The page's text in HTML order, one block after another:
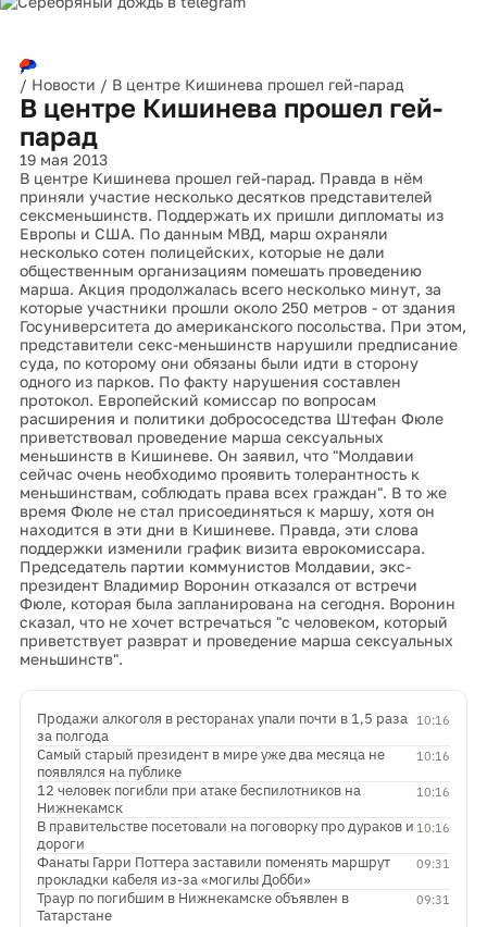
/ Новости / В центре Кишинева прошел гей-парад
В центре Кишинева прошел гей-
парад
19 мая 2013
В центре Кишинева прошел гей-парад. Правда в нём
приняли участие несколько десятков представителей
сексменьшинств. Поддержать их пришли дипломаты из
Европы и США. По данным МВД, марш охраняли
несколько сотен полицейских, которые не дали
общественным организациям помешать проведению
марша. Акция продолжалась всего несколько минут, за
которые участники прошли около 250 метров - от здания
Госуниверситета до американского посольства. При этом,
представители секс-меньшинств нарушили предписание
суда, по которому они обязаны были идти в сторону
одного из парков. По факту нарушения составлен
протокол. Европейский комиссар по вопросам
расширения и политики добрососедства Штефан Фюле
приветствовал проведение марша сексуальных
меньшинств в Кишиневе. Он заявил, что "Молдавии
сейчас очень необходимо проявить толерантность к
меньшинствам, соблюдать права всех граждан". В то же
время Фюле не стал присоединяться к маршу, хотя он
находится в эти дни в Кишиневе. Правда, эти слова
поддержки изменили график визита еврокомиссара.
Председатель партии коммунистов Молдавии, экс-
президент Владимир Воронин отказался от встречи
Фюле, которая была запланирована на сегодня. Воронин
сказал, что не хочет встречаться "с человеком, который
приветствует разврат и проведение марша сексуальных
меньшинств".
10:16
Продажи алкоголя в ресторанах упали почти в 1,5 раза
за полгода
10:16
Самый старый президент в мире уже два месяца не
появлялся на публике
10:16
12 человек погибли при атаке беспилотников на
Нижнекамск
10:16
В правительстве посетовали на поговорку про дураков и
дороги
09:31
Фанаты Гарри Поттера заставили поменять маршрут
прокладки кабеля из-за «могилы Добби»
09:31
Траур по погибшим в Нижнекамске объявлен в
Татарстане